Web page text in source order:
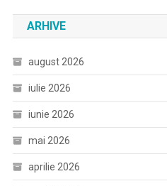
ARHIVE
august 2026
iulie 2026
iunie 2026
mai 2026
aprilie 2026